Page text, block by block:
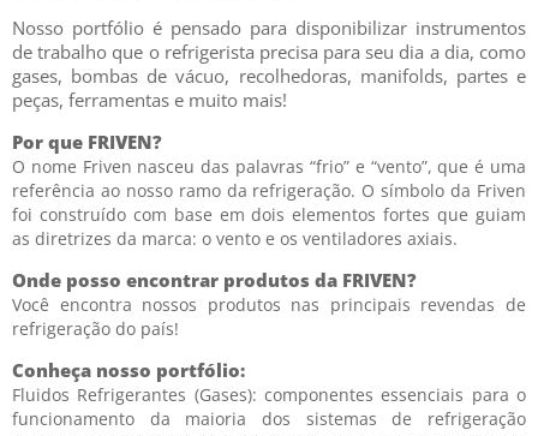
Nosso portfólio é pensado para disponibilizar instrumentos
de trabalho que o refrigerista precisa para seu dia a dia, como
gases, bombas de vácuo, recolhedoras, manifolds, partes e
peças, ferramentas e muito mais!
Por que FRIVEN?
O nome Friven nasceu das palavras “frio” e “vento”, que é uma
referência ao nosso ramo da refrigeração. O símbolo da Friven
foi construído com base em dois elementos fortes que guiam
as diretrizes da marca: o vento e os ventiladores axiais.
Onde posso encontrar produtos da FRIVEN?
Você encontra nossos produtos nas principais revendas de
refrigeração do país!
Conheça nosso portfólio:
Fluidos Refrigerantes (Gases): componentes essenciais para o
funcionamento da maioria dos sistemas de refrigeração